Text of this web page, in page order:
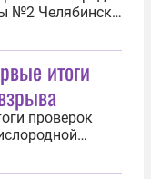
№2 Челябинска
на
Авдеев. По
ИА
итоги
проверок
в
объекте было